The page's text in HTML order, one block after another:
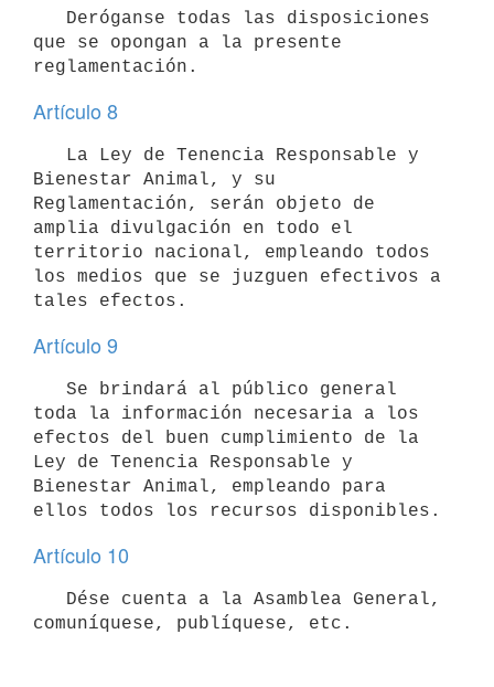
que se opongan a la presente
Artículo 8
Bienestar Animal, y su
Reglamentación, serán objeto de
amplia divulgación en todo el
territorio nacional, empleando todos
los medios que se juzguen efectivos a
Artículo 9
toda la información necesaria a los
efectos del buen cumplimiento de la
Ley de Tenencia Responsable y
Bienestar Animal, empleando para
Artículo 10